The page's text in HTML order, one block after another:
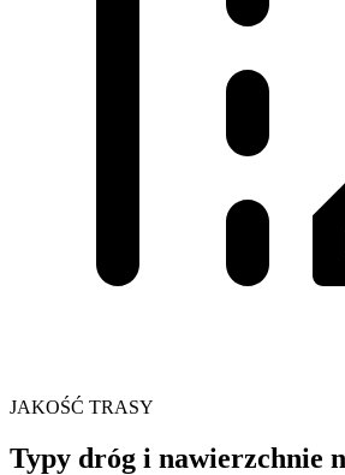
JAKOŚĆ TRASY
Typy dróg i nawierzchnie